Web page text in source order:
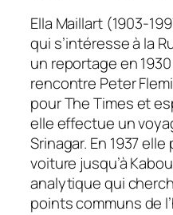
Ella Maillart (1903-
qui s’intéresse à la
un reportage en
rencontre Peter
pourThe Timeset
elle effectue un
Srinagar. En 1937
voiture jusqu’à
analytique qui
points communs de